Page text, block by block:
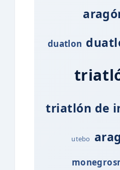
duatlon
triatlón de
utebo